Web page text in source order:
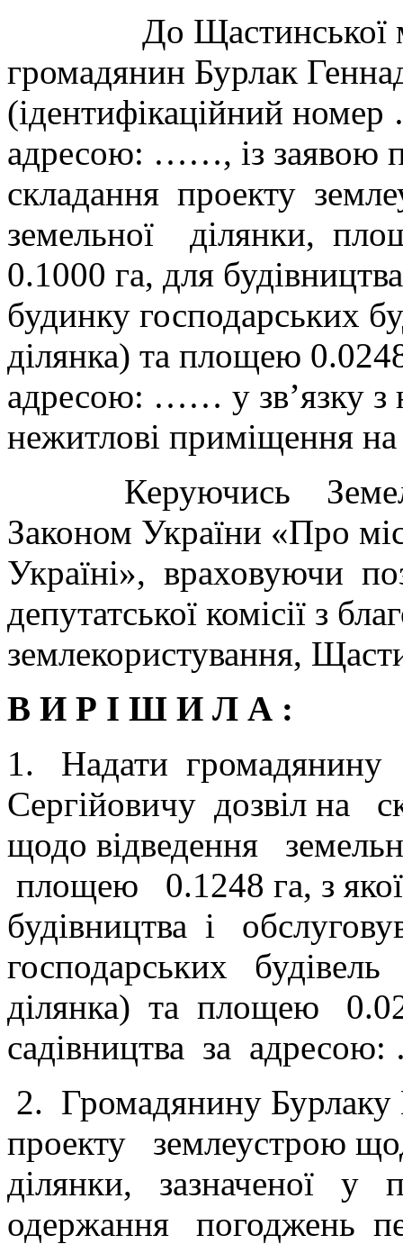
До Щастинської
громадянин Бурлак
(ідентифікаційний
адресою: ……, із заявою
складання проекту
земельної ділянки,
0.1000 га, для
будинку господарських
ділянка) та площею
адресою: …… у зв’язку з
нежитлові приміщення на
Керуючись
Законом України «Про
Україні», враховуючи
депутатської комісії з
землекористування,
В И Р І Ш И Л А :
1. Надати
Сергійовичу дозвіл на
щодо відведення
площею 0.1248 га, з
будівництва і
господарських
ділянка) та площею
садівництва за
2. Громадянину
проекту землеустрою
ділянки, зазначеної у
одержання погоджень